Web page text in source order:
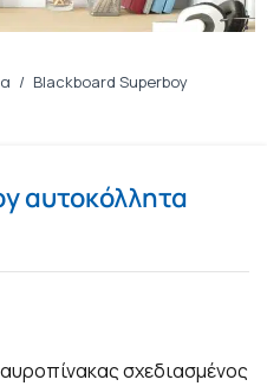
/ Blackboard Superboy
αυτοκόλλητα
σχεδιασμένος